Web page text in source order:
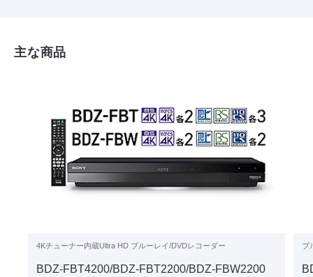
主な商品
4Kチューナー内蔵Ultra HD ブルーレイ/DVDレコーダー
BDZ-FBT4200/BDZ-FBT2200/BDZ-FBW2200
ブ